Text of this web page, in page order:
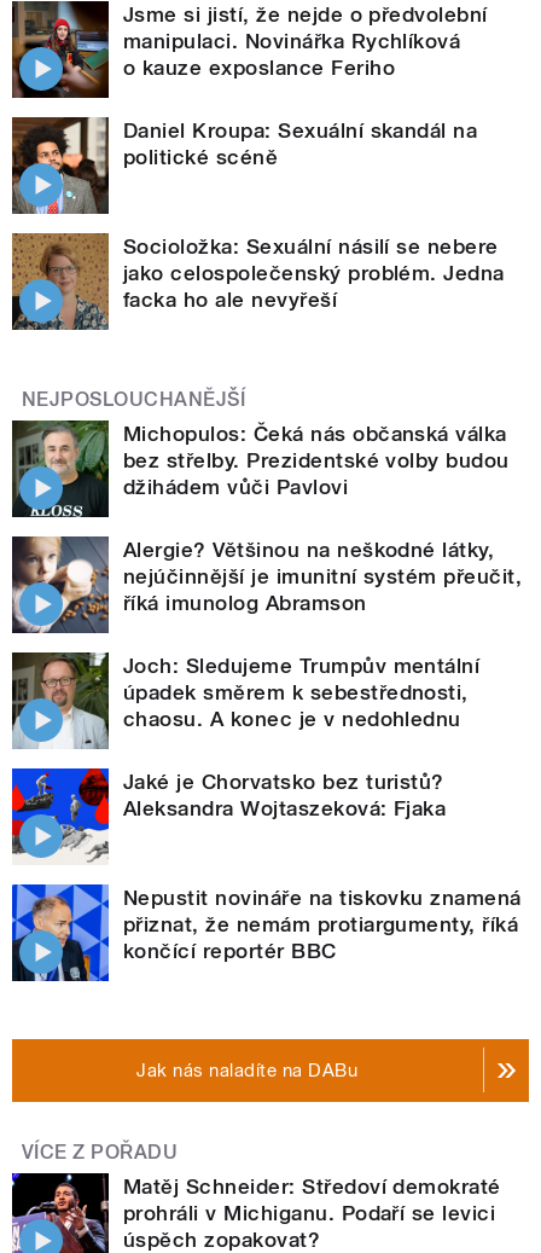
Jsme si jistí, že nejde o předvolební
manipulaci. Novinářka Rychlíková
o kauze exposlance Feriho
Daniel Kroupa: Sexuální skandál na
politické scéně
Socioložka: Sexuální násilí se nebere
jako celospolečenský problém. Jedna
facka ho ale nevyřeší
NEJPOSLOUCHANĚJŠÍ
Michopulos: Čeká nás občanská válka
bez střelby. Prezidentské volby budou
džihádem vůči Pavlovi
Alergie? Většinou na neškodné látky,
nejúčinnější je imunitní systém přeučit,
říká imunolog Abramson
Joch: Sledujeme Trumpův mentální
úpadek směrem k sebestřednosti,
chaosu. A konec je v nedohlednu
Jaké je Chorvatsko bez turistů?
Aleksandra Wojtaszeková: Fjaka
Nepustit novináře na tiskovku znamená
přiznat, že nemám protiargumenty, říká
končící reportér BBC
Jak nás naladíte na DABu
VÍCE Z POŘADU
Matěj Schneider: Středoví demokraté
prohráli v Michiganu. Podaří se levici
úspěch zopakovat?